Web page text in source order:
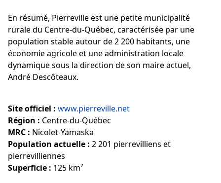
En résumé, Pierreville est une petite municipalité
rurale du Centre-du-Québec, caractérisée par une
population stable autour de 2 200 habitants, une
économie agricole et une administration locale
dynamique sous la direction de son maire actuel,
André Descôteaux.
Site officiel : www.pierreville.net
Région : Centre-du-Québec
MRC : Nicolet-Yamaska
Population actuelle : 2 201 pierrevilliens et
pierrevilliennes
Superficie : 125 km²